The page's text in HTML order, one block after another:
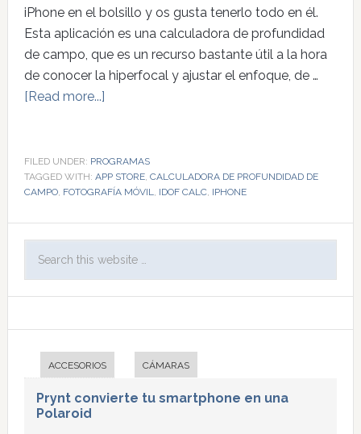
iPhone en el bolsillo y os gusta tenerlo todo en él.
Esta aplicación es una calculadora de profundidad
de campo, que es un recurso bastante útil a la hora
de conocer la hiperfocal y ajustar el enfoque, de …
[Read more...]
FILED UNDER: PROGRAMAS
TAGGED WITH: APP STORE, CALCULADORA DE PROFUNDIDAD DE
CAMPO, FOTOGRAFÍA MÓVIL, IDOF CALC, IPHONE
ACCESORIOS CÁMARAS
Prynt convierte tu smartphone en una
Polaroid